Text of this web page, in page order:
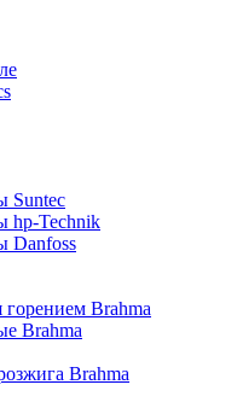
Suntec
hp-Technik
Danfoss
Brahma
Brahma
Brahma